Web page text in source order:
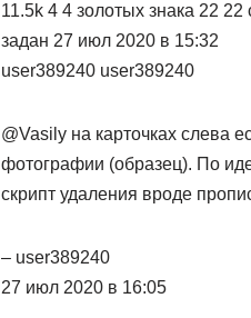
11.5k 4 4 золотых знака 22
задан 27 июл 2020 в 15:32
user389240 user389240
@Vasily на карточках слева
фотографии (образец). По
скрипт удаления вроде
– user389240
27 июл 2020 в 16:05